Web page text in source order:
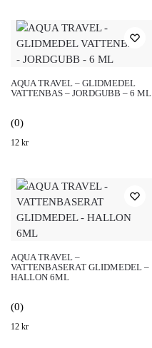
AQUA TRAVEL – GLIDMEDEL
VATTENBAS – JORDGUBB – 6 ML
(0)
12 kr
AQUA TRAVEL –
VATTENBASERAT GLIDMEDEL –
HALLON 6ML
(0)
12 kr